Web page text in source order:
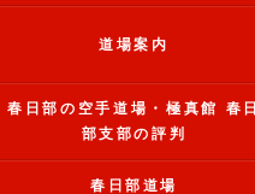
道場案内
春日部の空手道場・極真館 春日
部支部の評判
春日部道場